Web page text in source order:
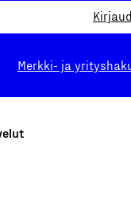
Merkki- ja